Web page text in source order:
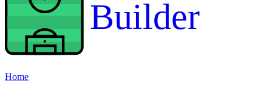
Builder
Home